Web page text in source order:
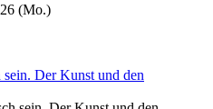
(Mo.)
Der Kunst und den